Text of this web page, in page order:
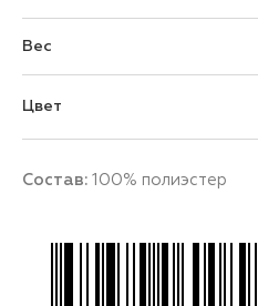
Вес
Цвет
Состав: 100% полиэстер